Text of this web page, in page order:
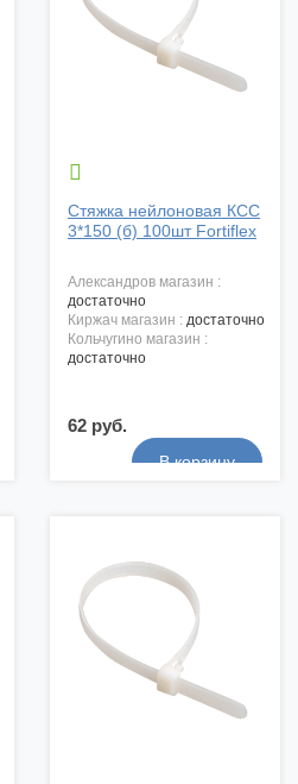

Стяжка нейлоновая КСС
3*150 (б) 100шт Fortiflex
александров магазин :
достаточно
киржач магазин : достаточно
кольчугино магазин :
достаточно
62 руб.